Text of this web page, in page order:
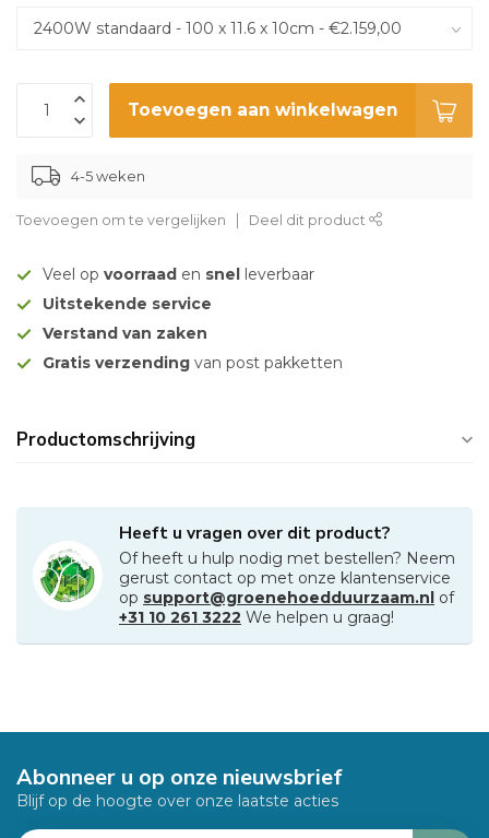
Toevoegen aan winkelwagen
4-5 weken
Toevoegen om te vergelijken Deel dit product
Veel op voorraad en snel leverbaar
Uitstekende service
Verstand van zaken
Gratis verzending van post pakketten
Productomschrijving
Heeft u vragen over dit product?
Of heeft u hulp nodig met bestellen? Neem
gerust contact op met onze klantenservice
op support@groenehoedduurzaam.nl of
+31 10 261 3222 We helpen u graag!
Abonneer u op onze nieuwsbrief
Blijf op de hoogte over onze laatste acties